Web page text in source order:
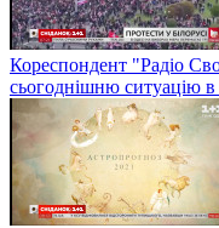
Кореспондент "Радіо
сьогоднішню ситуацію в